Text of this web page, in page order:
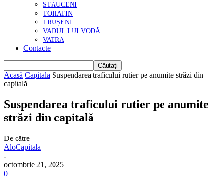
STĂUCENI
TOHATIN
TRUȘENI
VADUL LUI VODĂ
VATRA
Contacte
Acasă Capitala Suspendarea traficului rutier pe anumite străzi din
capitală
Suspendarea traficului rutier pe anumite
străzi din capitală
De către
AloCapitala
-
octombrie 21, 2025
0